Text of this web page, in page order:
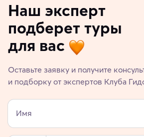
Наш эксперт
подберет туры
для вас
Оставьте заявку и получите
и подборку от экспертов Клуба
Имя